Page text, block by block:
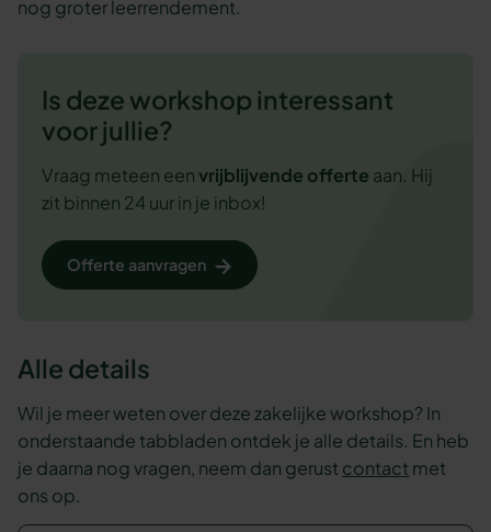
nog groter leerrendement.
Is deze workshop interessant
voor jullie?
Vraag meteen eenvrijblijvende offerte aan. Hij
zit binnen 24 uur in je inbox!
Offerte aanvragen
Alle details
Wil je meer weten over deze zakelijke workshop? In
onderstaande tabbladen ontdek je alle details. En heb
je daarna nog vragen, neem dan gerust contact met
ons op.